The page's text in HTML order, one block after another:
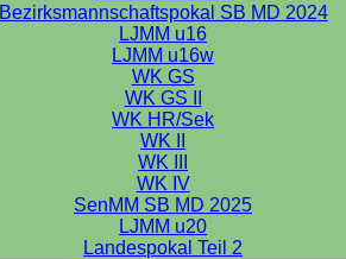
Bezirksmannschaftspokal SB MD 2024
LJMM u16
LJMM u16w
WK GS
WK GS II
WK HR/Sek
WK II
WK III
WK IV
SenMM SB MD 2025
LJMM u20
Landespokal Teil 2